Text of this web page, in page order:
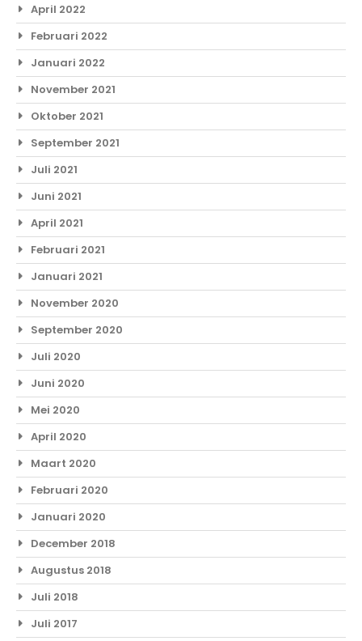
April 2022
Februari 2022
Januari 2022
November 2021
Oktober 2021
September 2021
Juli 2021
Juni 2021
April 2021
Februari 2021
Januari 2021
November 2020
September 2020
Juli 2020
Juni 2020
Mei 2020
April 2020
Maart 2020
Februari 2020
Januari 2020
December 2018
Augustus 2018
Juli 2018
Juli 2017